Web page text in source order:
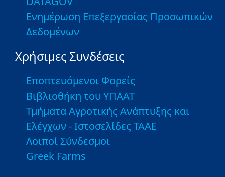
Ενημέρωση Επεξεργασίας Προσωπικών
Δεδομένων
Χρήσιμες Συνδέσεις
Εποπτευόμενοι Φορείς
Βιβλιοθήκη του ΥΠΑΑΤ
Τμήματα Αγροτικής Ανάπτυξης και
Ελέγχων - Ιστοσελίδες ΤΑΑΕ
Λοιποί Σύνδεσμοι
Greek Farms